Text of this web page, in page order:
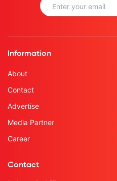
Information
About
Contact
Advertise
Media Partner
Career
Contact